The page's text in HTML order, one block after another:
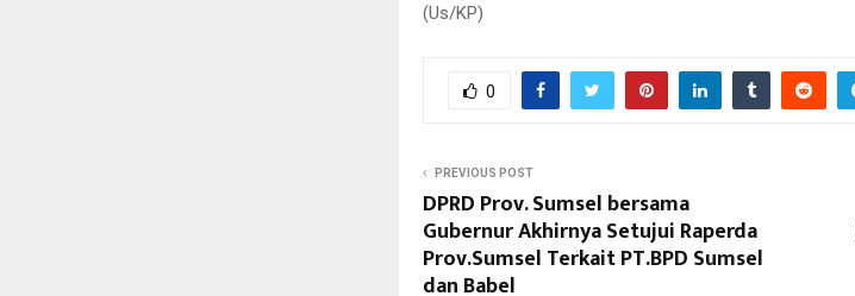
(Us/KP)
0
PREVIOUS POST
DPRD Prov. Sumsel bersama
Gubernur Akhirnya Setujui Raperda
Prov.Sumsel Terkait PT.BPD Sumsel
dan Babel